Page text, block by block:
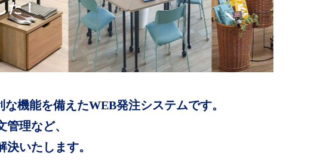
た！
機能を備えたWEB発注システムです。
理など、
いたします。